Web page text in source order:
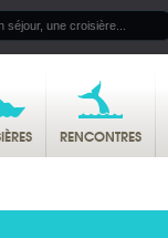
RENCONTRES